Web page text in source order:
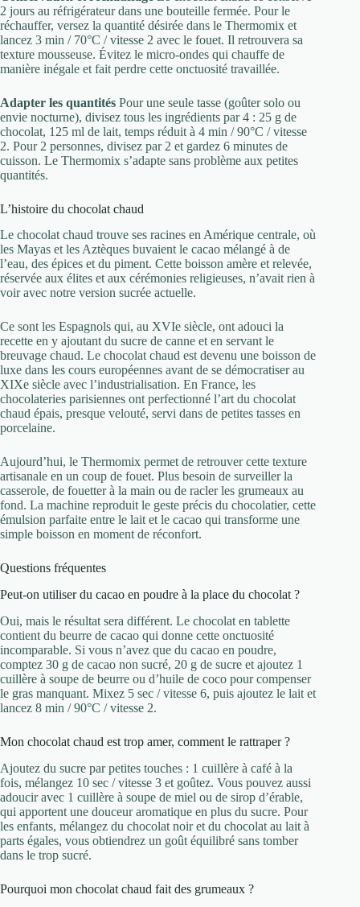
2 jours au réfrigérateur dans une bouteille fermée. Pour le
réchauffer, versez la quantité désirée dans le Thermomix et
lancez 3 min / 70°C / vitesse 2 avec le fouet. Il retrouvera sa
texture mousseuse. Évitez le micro-ondes qui chauffe de
manière inégale et fait perdre cette onctuosité travaillée.
Adapter les quantités Pour une seule tasse (goûter solo ou
envie nocturne), divisez tous les ingrédients par 4 : 25 g de
chocolat, 125 ml de lait, temps réduit à 4 min / 90°C / vitesse
2. Pour 2 personnes, divisez par 2 et gardez 6 minutes de
cuisson. Le Thermomix s’adapte sans problème aux petites
quantités.
L’histoire du chocolat chaud
Le chocolat chaud trouve ses racines en Amérique centrale, où
les Mayas et les Aztèques buvaient le cacao mélangé à de
l’eau, des épices et du piment. Cette boisson amère et relevée,
réservée aux élites et aux cérémonies religieuses, n’avait rien à
voir avec notre version sucrée actuelle.
Ce sont les Espagnols qui, au XVIe siècle, ont adouci la
recette en y ajoutant du sucre de canne et en servant le
breuvage chaud. Le chocolat chaud est devenu une boisson de
luxe dans les cours européennes avant de se démocratiser au
XIXe siècle avec l’industrialisation. En France, les
chocolateries parisiennes ont perfectionné l’art du chocolat
chaud épais, presque velouté, servi dans de petites tasses en
porcelaine.
Aujourd’hui, le Thermomix permet de retrouver cette texture
artisanale en un coup de fouet. Plus besoin de surveiller la
casserole, de fouetter à la main ou de racler les grumeaux au
fond. La machine reproduit le geste précis du chocolatier, cette
émulsion parfaite entre le lait et le cacao qui transforme une
simple boisson en moment de réconfort.
Questions fréquentes
Peut-on utiliser du cacao en poudre à la place du chocolat ?
Oui, mais le résultat sera différent. Le chocolat en tablette
contient du beurre de cacao qui donne cette onctuosité
incomparable. Si vous n’avez que du cacao en poudre,
comptez 30 g de cacao non sucré, 20 g de sucre et ajoutez 1
cuillère à soupe de beurre ou d’huile de coco pour compenser
le gras manquant. Mixez 5 sec / vitesse 6, puis ajoutez le lait et
lancez 8 min / 90°C / vitesse 2.
Mon chocolat chaud est trop amer, comment le rattraper ?
Ajoutez du sucre par petites touches : 1 cuillère à café à la
fois, mélangez 10 sec / vitesse 3 et goûtez. Vous pouvez aussi
adoucir avec 1 cuillère à soupe de miel ou de sirop d’érable,
qui apportent une douceur aromatique en plus du sucre. Pour
les enfants, mélangez du chocolat noir et du chocolat au lait à
parts égales, vous obtiendrez un goût équilibré sans tomber
dans le trop sucré.
Pourquoi mon chocolat chaud fait des grumeaux ?